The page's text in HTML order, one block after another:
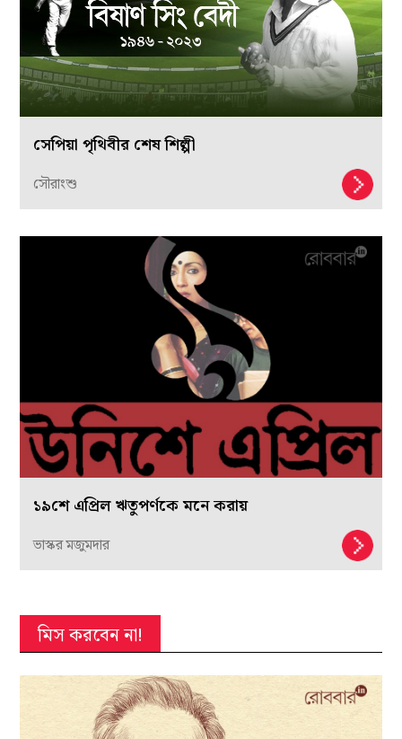
সেপিয়া পৃথিবীর শেষ শিল্পী
সৌরাংশু
১৯শে এপ্রিল ঋতুপর্ণকে মনে করায়
ভাস্কর মজুমদার
মিস করবেন না!